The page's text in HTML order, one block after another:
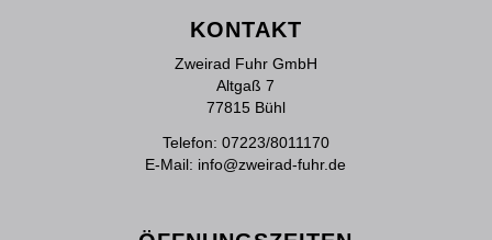
KONTAKT
Zweirad Fuhr GmbH
Altgaß 7
77815 Bühl
Telefon: 07223/8011170
E-Mail: info@zweirad-fuhr.de